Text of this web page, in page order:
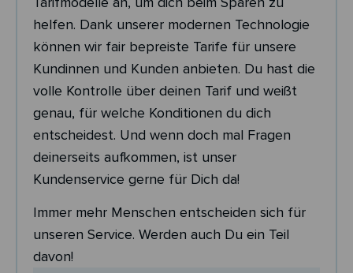
helfen. Dank unserer modernen Technologie
können wir fair bepreiste Tarife für unsere
Kundinnen und Kunden anbieten. Du hast die
volle Kontrolle über deinen Tarif und weißt
genau, für welche Konditionen du dich
entscheidest. Und wenn doch mal Fragen
deinerseits aufkommen, ist unser
Kundenservice gerne für Dich da!
Immer mehr Menschen entscheiden sich für
unseren Service. Werden auch Du ein Teil
davon!